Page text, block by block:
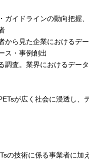
ガイドラインの動向把握
から見た企業におけるデ
ス・事例創出
調査。業界におけるデー
が広く社会に浸透し、
の技術に係る事業者に加